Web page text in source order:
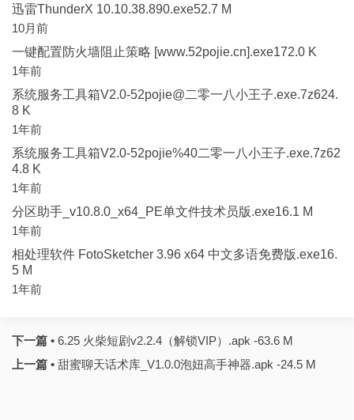
迅雷ThunderX 10.10.38.890.exe52.7 M
10月前
一键配置防火墙阻止策略 [www.52pojie.cn].exe172.0 K
1年前
系统服务工具箱V2.0-52pojie@二零一八小王子.exe.7z624.
8 K
1年前
系统服务工具箱V2.0-52pojie%40二零一八小王子.exe.7z62
4.8 K
1年前
分区助手_v10.8.0_x64_PE单文件技术员版.exe16.1 M
1年前
相处理软件 FotoSketcher 3.96 x64 中文多语免费版.exe16.
5 M
1年前
下一篇 • 6.25 火柴短剧v2.2.4（解锁VIP）.apk -63.6 M
上一篇 • 甜蜜聊天话术库_V1.0.0泡妞高手神器.apk -24.5 M